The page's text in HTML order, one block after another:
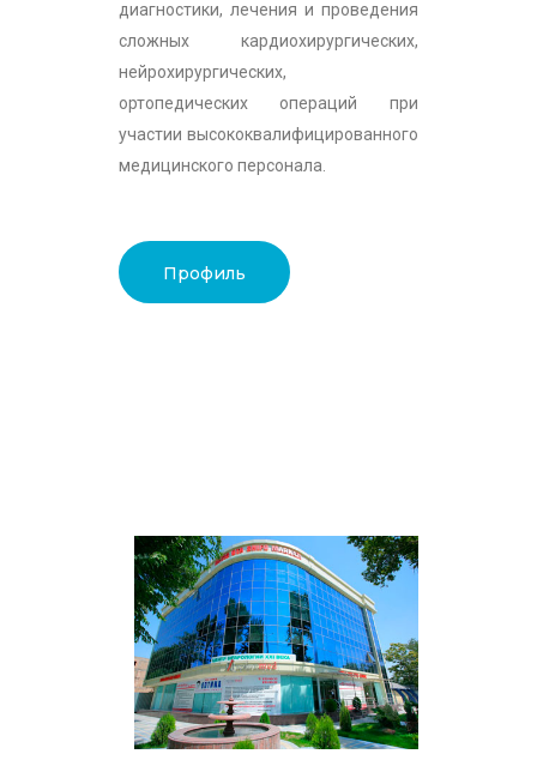
диагностики, лечения и проведения
сложных кардиохирургических,
нейрохирургических,
ортопедических операций при
участии высококвалифицированного
медицинского персонала.
Профиль